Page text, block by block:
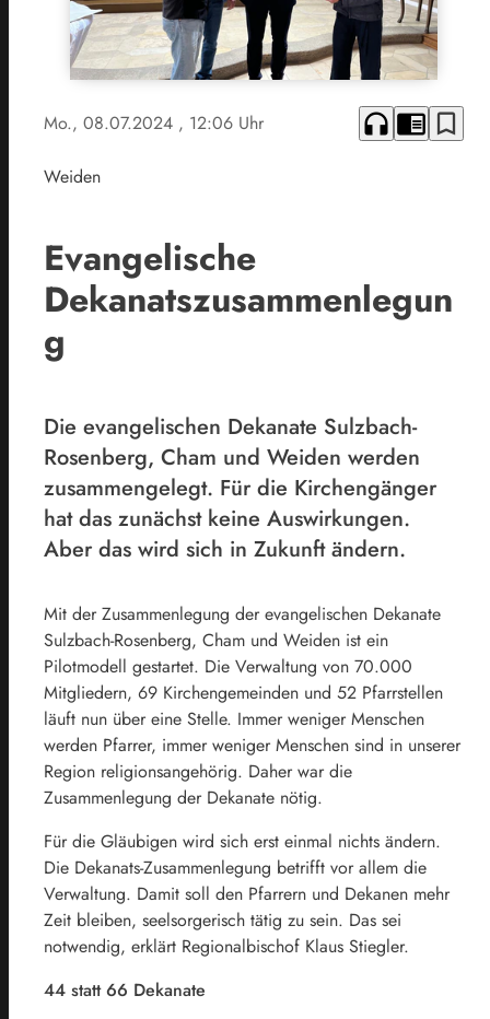
Mo., 08.07.2024 , 12:06 Uhr headphones chrome_reader_mode bookmark_border
Weiden
Evangelische
Dekanatszusammenlegun
g
Die evangelischen Dekanate Sulzbach-
Rosenberg, Cham und Weiden werden
zusammengelegt. Für die Kirchengänger
hat das zunächst keine Auswirkungen.
Aber das wird sich in Zukunft ändern.
Mit der Zusammenlegung der evangelischen Dekanate
Sulzbach-Rosenberg, Cham und Weiden ist ein
Pilotmodell gestartet. Die Verwaltung von 70.000
Mitgliedern, 69 Kirchengemeinden und 52 Pfarrstellen
läuft nun über eine Stelle. Immer weniger Menschen
werden Pfarrer, immer weniger Menschen sind in unserer
Region religionsangehörig. Daher war die
Zusammenlegung der Dekanate nötig.
Für die Gläubigen wird sich erst einmal nichts ändern.
Die Dekanats-Zusammenlegung betrifft vor allem die
Verwaltung. Damit soll den Pfarrern und Dekanen mehr
Zeit bleiben, seelsorgerisch tätig zu sein. Das sei
notwendig, erklärt Regionalbischof Klaus Stiegler.
44 statt 66 Dekanate